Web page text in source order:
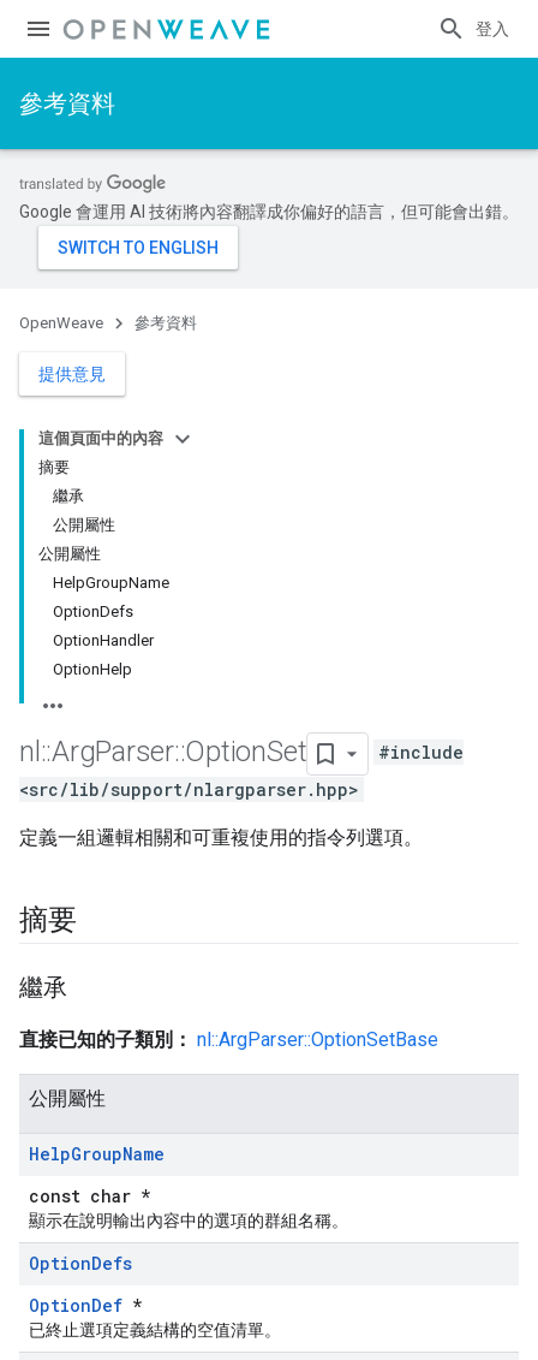
登入
參考資料
Google 會運用 AI 技術將內容翻譯成你偏好的語言，但可能會出錯。
OpenWeave 參考資料
提供意見
這個頁面中的內容
摘要
繼承
公開屬性
公開屬性
HelpGroupName
OptionDefs
OptionHandler
OptionHelp
nl ::ArgParser::OptionSet
#include
<src/lib/support/nlargparser.hpp>
定義一組邏輯相關和可重複使用的指令列選項。
摘要
繼承
直接已知的子類別： nl::ArgParser::OptionSetBase
公開屬性
HelpGroupName
const char *
顯示在說明輸出內容中的選項的群組名稱。
OptionDefs
OptionDef *
已終止選項定義結構的空值清單。